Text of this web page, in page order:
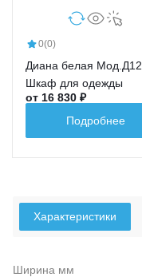
0(0)
Диана белая Мод.Д12
Шкаф для одежды
от 16 830 ₽
Подробнее
Характеристики
Ширина мм